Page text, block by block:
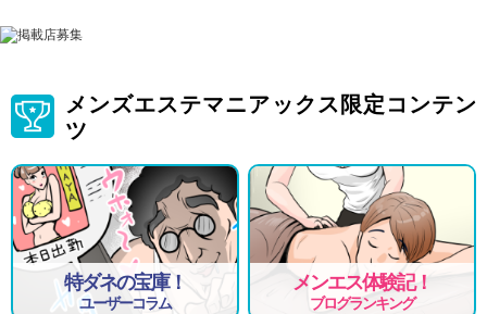
メンズエステマニアックス限定コンテン
ツ
特ダネの宝庫！
ユーザーコラム
メンエス体験記！
ブログランキング